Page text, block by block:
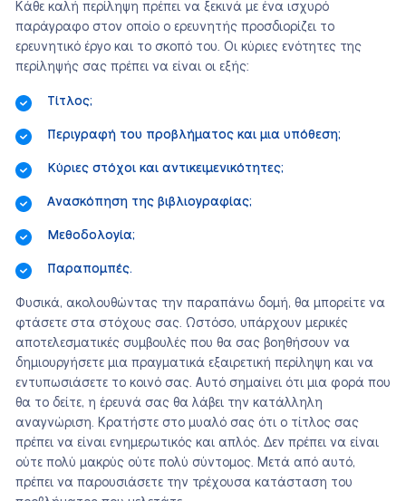
Κάθε καλή περίληψη πρέπει να ξεκινά με ένα ισχυρό
παράγραφο στον οποίο ο ερευνητής προσδιορίζει το
ερευνητικό έργο και το σκοπό του. Οι κύριες ενότητες της
περίληψής σας πρέπει να είναι οι εξής:
Τίτλος;
Περιγραφή του προβλήματος και μια υπόθεση;
Κύριες στόχοι και αντικειμενικότητες;
Ανασκόπηση της βιβλιογραφίας;
Μεθοδολογία;
Παραπομπές.
Φυσικά, ακολουθώντας την παραπάνω δομή, θα μπορείτε να
φτάσετε στα στόχους σας. Ωστόσο, υπάρχουν μερικές
αποτελεσματικές συμβουλές που θα σας βοηθήσουν να
δημιουργήσετε μια πραγματικά εξαιρετική περίληψη και να
εντυπωσιάσετε το κοινό σας. Αυτό σημαίνει ότι μια φορά που
θα το δείτε, η έρευνά σας θα λάβει την κατάλληλη
αναγνώριση. Κρατήστε στο μυαλό σας ότι ο τίτλος σας
πρέπει να είναι ενημερωτικός και απλός. Δεν πρέπει να είναι
ούτε πολύ μακρύς ούτε πολύ σύντομος. Μετά από αυτό,
πρέπει να παρουσιάσετε την τρέχουσα κατάσταση του